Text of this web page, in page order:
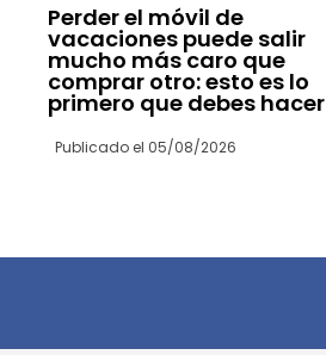
Perder el móvil de
vacaciones puede salir
mucho más caro que
comprar otro: esto es lo
primero que debes hacer
Publicado el 05/08/2026